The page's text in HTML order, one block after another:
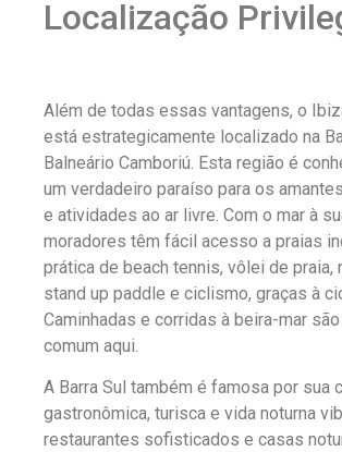
Localização
Além de todas essas vantagens, o
está estrategicamente localizado na
Balneário Camboriú. Esta região é
um verdadeiro paraíso para os
e atividades ao ar livre. Com o mar à
moradores têm fácil acesso a praias
prática de beach tennis, vôlei de praia,
stand up paddle e ciclismo, graças à
Caminhadas e corridas à beira-mar
comum aqui.
A Barra Sul também é famosa por sua
gastronômica, turisca e vida noturna
restaurantes sofisticados e casas